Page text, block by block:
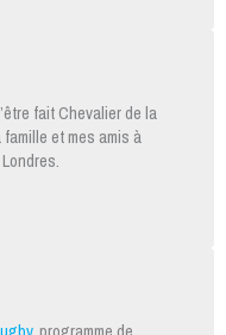
fait Chevalier de la
et mes amis à